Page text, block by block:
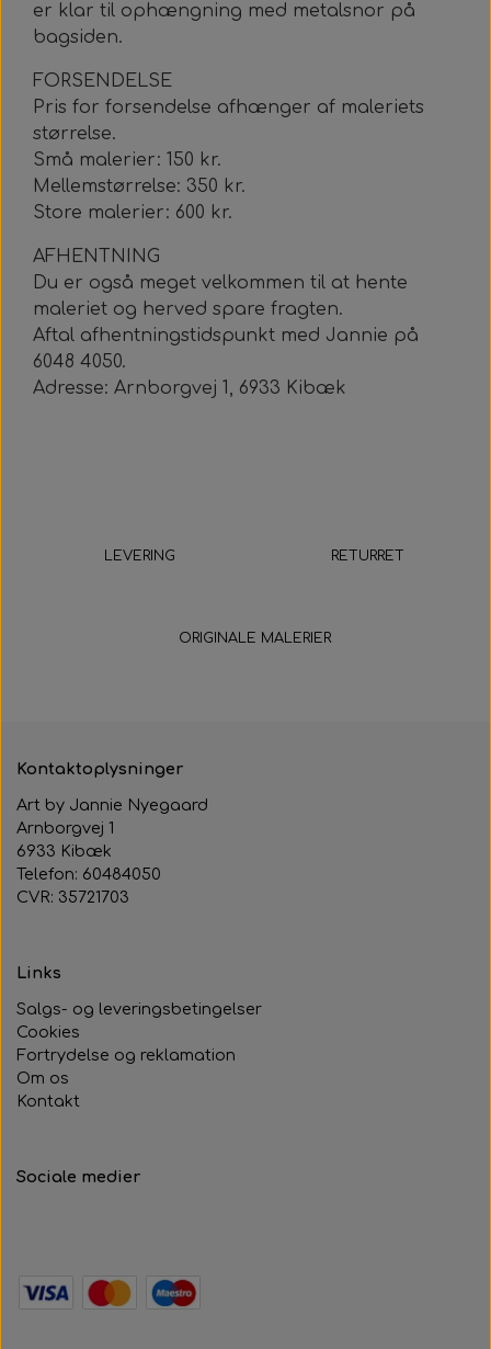
er klar til ophængning med metalsnor på
bagsiden.
FORSENDELSE
Pris for forsendelse afhænger af maleriets
størrelse.
Små malerier: 150 kr.
Mellemstørrelse: 350 kr.
Store malerier: 600 kr.
AFHENTNING
Du er også meget velkommen til at hente
maleriet og herved spare fragten.
Aftal afhentningstidspunkt med Jannie på
6048 4050.
Adresse: Arnborgvej 1, 6933 Kibæk
LEVERING RETURRET
ORIGINALE MALERIER
Kontaktoplysninger
Art by Jannie Nyegaard
Arnborgvej 1
6933 Kibæk
Telefon: 60484050
CVR: 35721703
Links
Salgs- og leveringsbetingelser
Cookies
Fortrydelse og reklamation
Om os
Kontakt
Sociale medier